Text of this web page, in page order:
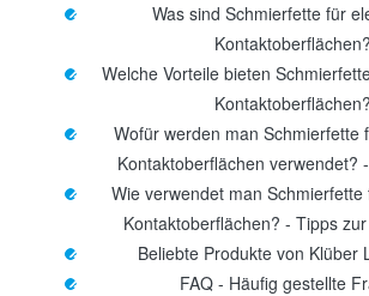
Was sind Schmierfette für
Kontaktoberflächen?
Welche Vorteile bieten
Kontaktoberflächen?
Wofür werden man Schmierfette
Kontaktoberflächen verwendet?
Wie verwendet man
Kontaktoberflächen? - Tipps
Beliebte Produkte von Klüber
FAQ - Häufig gestellte